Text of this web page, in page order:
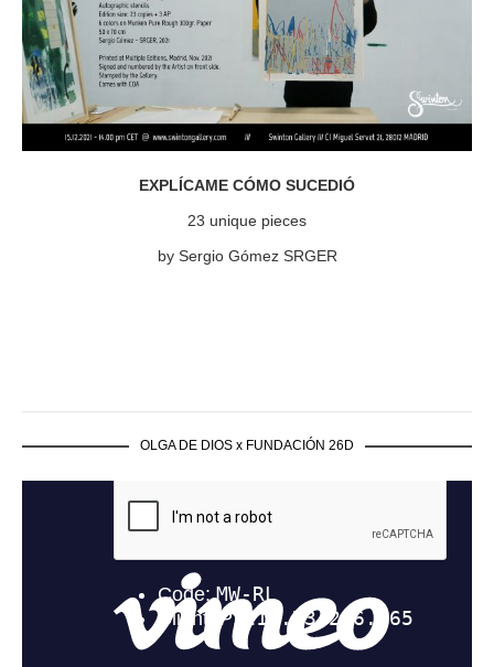
EXPLÍCAME CÓMO SUCEDIÓ
23 unique pieces
by Sergio Gómez SRGER
OLGA DE DIOS x FUNDACIÓN 26D